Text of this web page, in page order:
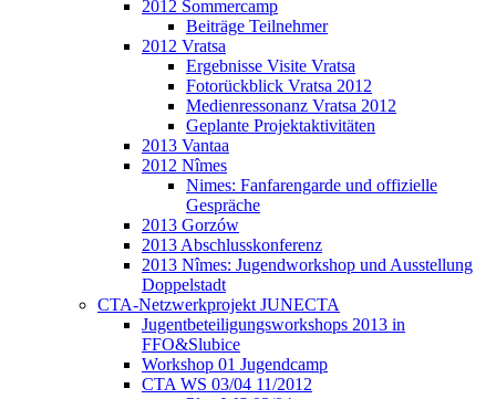
2012 Sommercamp
Beiträge Teilnehmer
2012 Vratsa
Ergebnisse Visite Vratsa
Fotorückblick Vratsa 2012
Medienressonanz Vratsa 2012
Geplante Projektaktivitäten
2013 Vantaa
2012 Nîmes
Nimes: Fanfarengarde und offizielle
Gespräche
2013 Gorzów
2013 Abschlusskonferenz
2013 Nîmes: Jugendworkshop und Ausstellung
Doppelstadt
CTA-Netzwerkprojekt JUNECTA
Jugentbeteiligungsworkshops 2013 in
FFO&Slubice
Workshop 01 Jugendcamp
CTA WS 03/04 11/2012